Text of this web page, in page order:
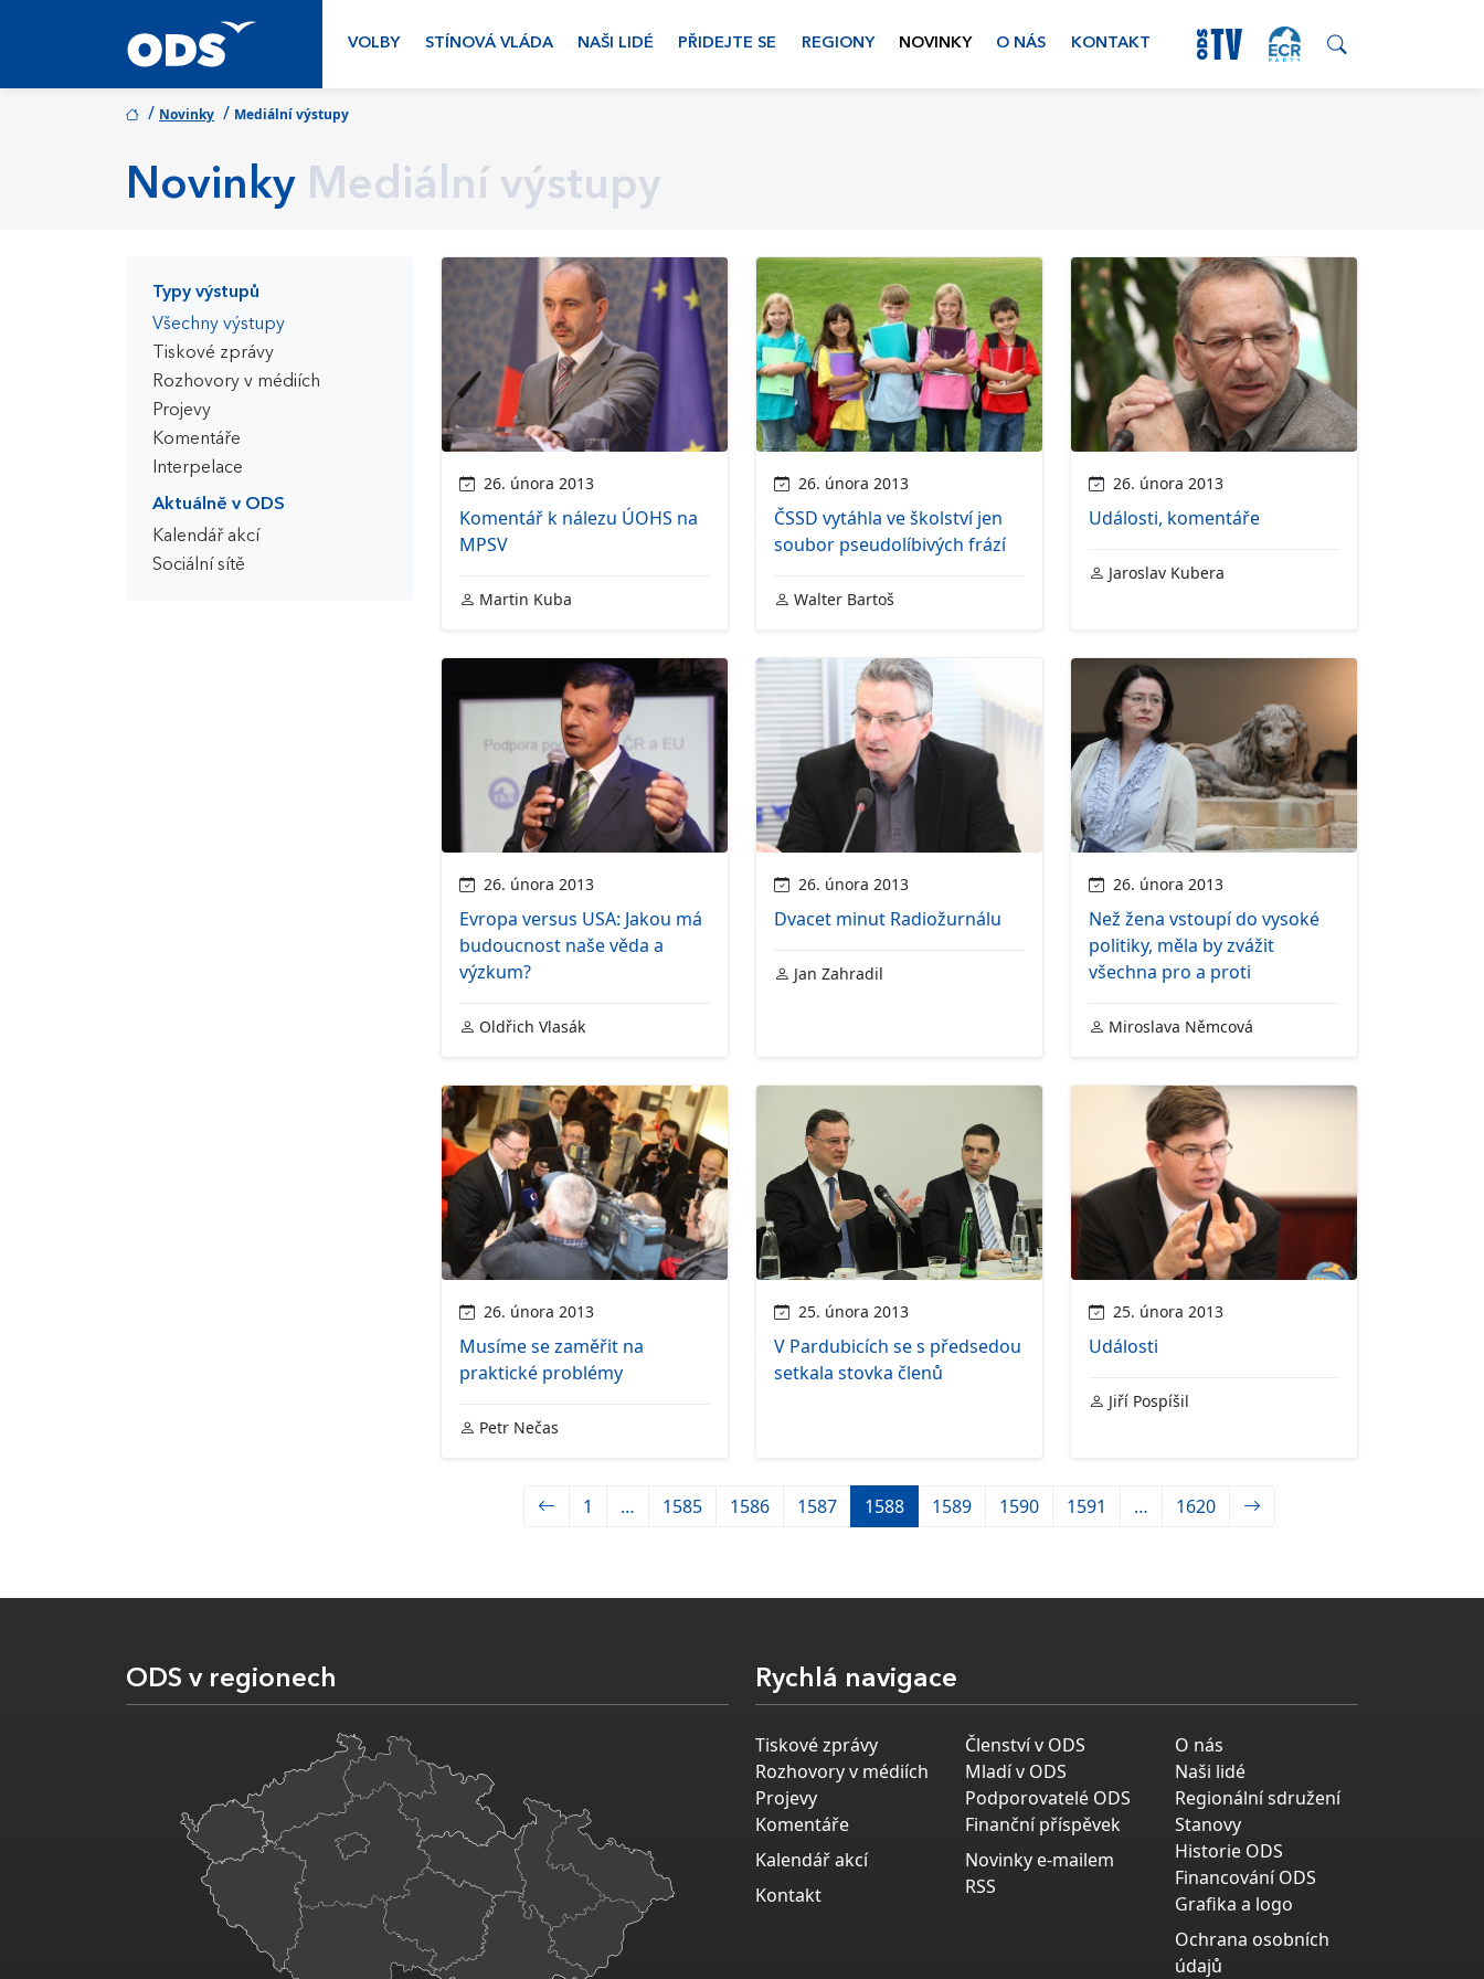
VOLBY STÍNOVÁ VLÁDA NAŠI LIDÉ PŘIDEJTE SE REGIONY NOVINKY O NÁS KONTAKT
/ Novinky / Mediální výstupy
Novinky Mediální výstupy
Typy výstupů
Všechny výstupy
Tiskové zprávy
Rozhovory v médiích
Projevy
Komentáře
Interpelace
Aktuálně v ODS
Kalendář akcí
Sociální sítě
26. února 2013
Komentář k nálezu ÚOHS na
MPSV
Martin Kuba
26. února 2013
ČSSD vytáhla ve školství jen
soubor pseudolíbivých frází
Walter Bartoš
26. února 2013
Události, komentáře
Jaroslav Kubera
26. února 2013
Evropa versus USA: Jakou má
budoucnost naše věda a
výzkum?
Oldřich Vlasák
26. února 2013
Dvacet minut Radiožurnálu
Jan Zahradil
26. února 2013
Než žena vstoupí do vysoké
politiky, měla by zvážit
všechna pro a proti
Miroslava Němcová
26. února 2013
Musíme se zaměřit na
praktické problémy
Petr Nečas
25. února 2013
V Pardubicích se s předsedou
setkala stovka členů
25. února 2013
Události
Jiří Pospíšil
1 … 1585 1586 1587 1588 1589 1590 1591 … 1620
ODS v regionech Rychlá navigace
Tiskové zprávy
Rozhovory v médiích
Projevy
Komentáře
Kalendář akcí
Kontakt
Členství v ODS
Mladí v ODS
Podporovatelé ODS
Finanční příspěvek
Novinky e-mailem
RSS
O nás
Naši lidé
Regionální sdružení
Stanovy
Historie ODS
Financování ODS
Grafika a logo
Ochrana osobních
údajů